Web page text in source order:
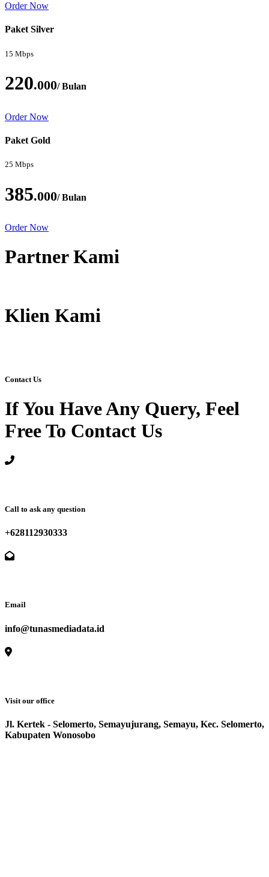
Order Now
Paket Silver
15 Mbps
220.000/ Bulan
Order Now
Paket Gold
25 Mbps
385.000/ Bulan
Order Now
Partner Kami
Klien Kami
Contact Us
If You Have Any Query, Feel
Free To Contact Us
Call to ask any question
+628112930333
Email
info@tunasmediadata.id
Visit our office
Jl. Kertek - Selomerto, Semayujurang, Semayu, Kec. Selomerto,
Kabupaten Wonosobo